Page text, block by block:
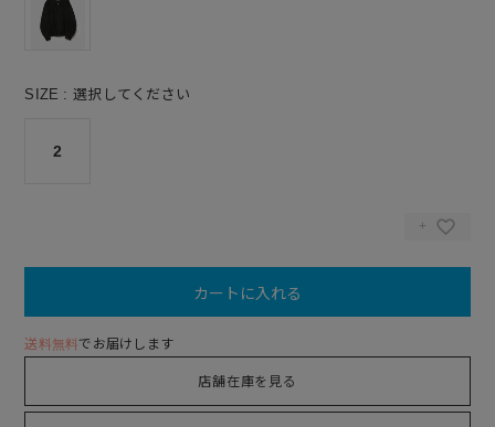
SIZE 選択してください
2
カートに入れる
送料無料でお届けします
店舗在庫を見る